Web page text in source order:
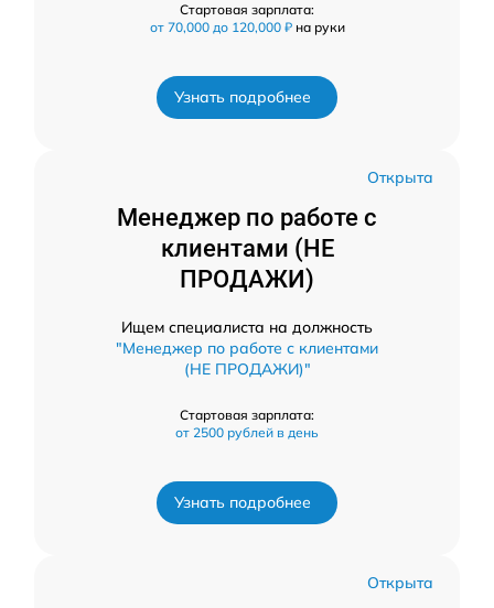
Стартовая зарплата:
от 70,000 до 120,000 ₽ на руки
Узнать подробнее
Открыта
Менеджер по работе с
клиентами (НЕ
ПРОДАЖИ)
Ищем специалиста на должность
"Менеджер по работе с клиентами
(НЕ ПРОДАЖИ)"
Стартовая зарплата:
от 2500 рублей в день
Узнать подробнее
Открыта